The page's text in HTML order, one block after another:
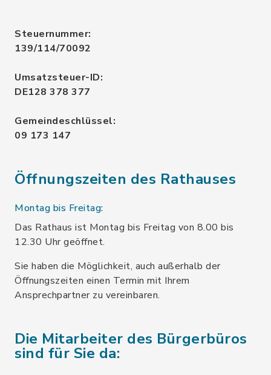
Steuernummer:
139/114/70092
Umsatzsteuer-ID:
DE128 378 377
Gemeindeschlüssel:
09 173 147
Öffnungszeiten des Rathauses
Montag bis Freitag:
Das Rathaus ist Montag bis Freitag von 8.00 bis
12.30 Uhr geöffnet.
Sie haben die Möglichkeit, auch außerhalb der
Öffnungszeiten einen Termin mit Ihrem
Ansprechpartner zu vereinbaren.
Die Mitarbeiter des Bürgerbüros
sind für Sie da: